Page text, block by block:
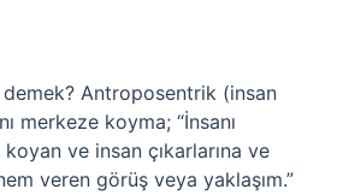
Antroposentrik (insan
merkeze koyma; “İnsanı
ve insan çıkarlarına ve
veren görüş veya yaklaşım.”